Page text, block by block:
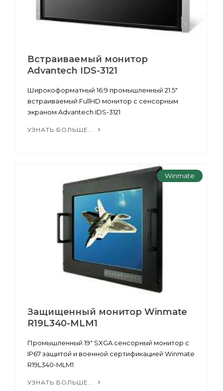
Встраиваемый монитор
Advantech IDS-3121
Широкоформатный 16:9 промышленный 21.5"
встраиваемый FullHD монитор с сенсорным
экраном Advantech IDS-3121
УЗНАТЬ БОЛЬШЕ...
Winmate
Защищенный монитор Winmate
R19L340-MLM1
Промышленный 19" SXGA сенсорный монитор с
IP67 защитой и военной сертификацией Winmate
R19L340-MLM1
УЗНАТЬ БОЛЬШЕ...